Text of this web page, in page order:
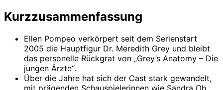
Kurzzusammenfassung
Ellen Pompeo verkörpert seit dem Serienstart
2005 die Hauptfigur Dr. Meredith Grey und bleibt
das personelle Rückgrat von „Grey’s Anatomy – Die
jungen Ärzte“.
Über die Jahre hat sich der Cast stark gewandelt,
mit prägenden Schauspielerinnen wie Sandra Oh,